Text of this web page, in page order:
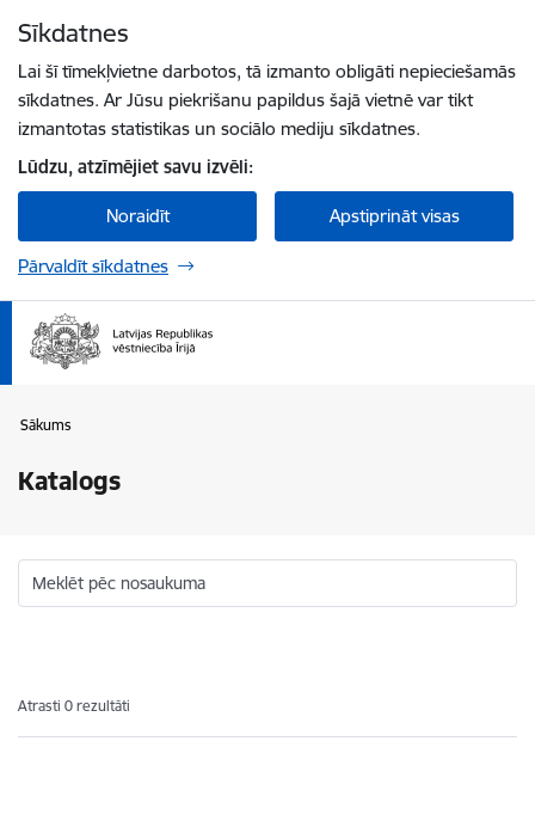
Sīkdatnes
Lai šī tīmekļvietne darbotos, tā izmanto obligāti nepieciešamās
sīkdatnes. Ar Jūsu piekrišanu papildus šajā vietnē var tikt
izmantotas statistikas un sociālo mediju sīkdatnes.
Lūdzu, atzīmējiet savu izvēli:
Noraidīt Apstiprināt visas
Pārvaldīt sīkdatnes
Sākums
Katalogs
Meklēt pēc nosaukuma
Atrasti 0 rezultāti